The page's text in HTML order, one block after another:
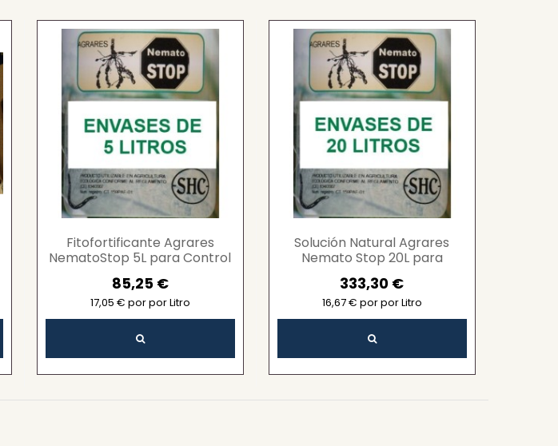
Fitofortificante Agrares
NematoStop 5L para Control
de Nematodos en Agricultura
Ecológica
85,25 €
17,05 € por por Litro
Solución Natural Agrares
Nemato Stop 20L para
Control de Nematodos y
Fortalecimiento de Raíces
en...
333,30 €
16,67 € por por Litro